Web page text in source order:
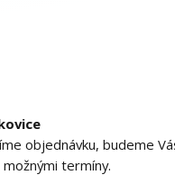
objednávku, budeme
termíny.